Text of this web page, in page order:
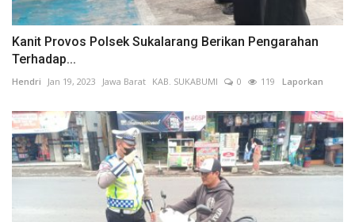
Kanit Provos Polsek Sukalarang Berikan Pengarahan
Terhadap...
Hendri Jan 19, 2023 Jawa Barat KAB. SUKABUMI 0 119 Laporkan